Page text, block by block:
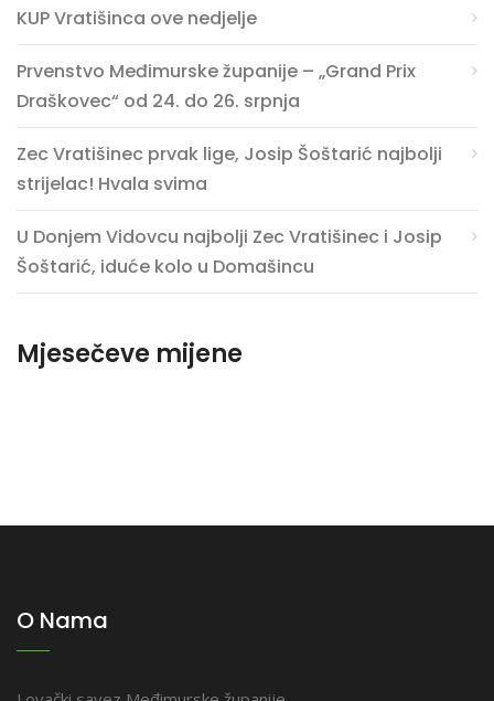
KUP Vratišinca ove nedjelje
Prvenstvo Međimurske županije – „Grand Prix
Draškovec“ od 24. do 26. srpnja
Zec Vratišinec prvak lige, Josip Šoštarić najbolji
strijelac! Hvala svima
U Donjem Vidovcu najbolji Zec Vratišinec i Josip
Šoštarić, iduće kolo u Domašincu
Mjesečeve mijene
O Nama